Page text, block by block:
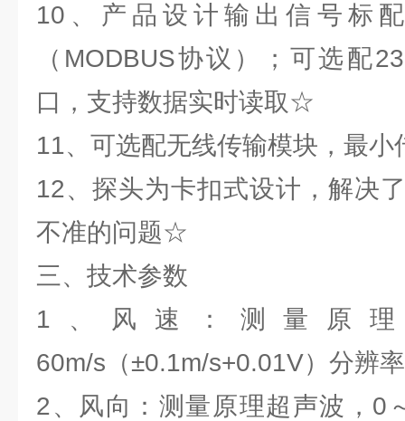
10、产品设计输出信号标
（MODBUS协议）；可选配
口，支持数据实时读取☆
11、可选配无线传输模块，最小
12、探头为卡扣式设计，解决
不准的问题☆
三、技术参数
1、风速：测量原
60m/s（±0.1m/s+0.01V）分辨
2、风向：测量原理超声波，0